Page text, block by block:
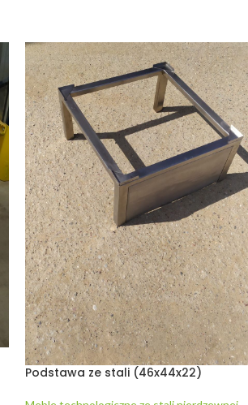
Podstawa ze stali (46x44x22)